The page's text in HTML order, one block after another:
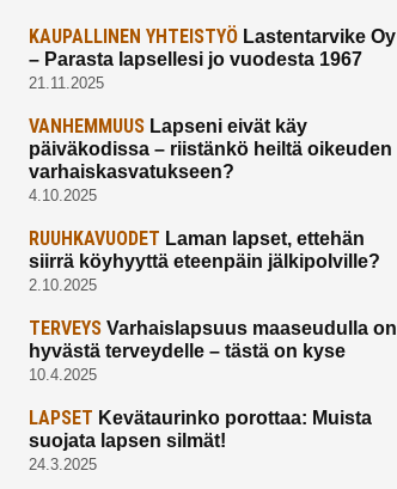
KAUPALLINEN YHTEISTYÖLastentarvike Oy
– Parasta lapsellesi jo vuodesta 1967
21.11.2025
VANHEMMUUSLapseni eivät käy
päiväkodissa – riistänkö heiltä oikeuden
varhaiskasvatukseen?
4.10.2025
RUUHKAVUODET Laman lapset, ettehän
siirrä köyhyyttä eteenpäin jälkipolville?
2.10.2025
TERVEYSVarhaislapsuus maaseudulla on
hyvästä terveydelle – tästä on kyse
10.4.2025
LAPSET Kevätaurinko porottaa: Muista
suojata lapsen silmät!
24.3.2025